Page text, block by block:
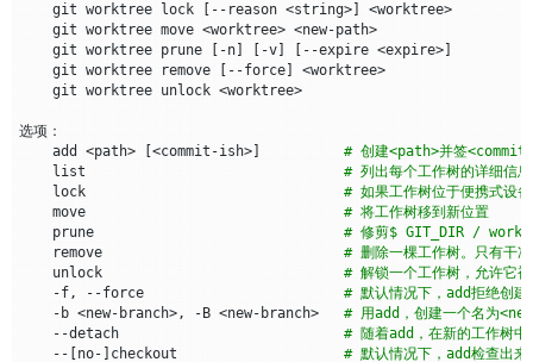
    git worktree lock
--reason <string>]
<worktree>
    git worktree move <worktree> <new-path>
    git worktree prune
-n] -v] --expire <expire>]
    git worktree remove
--force]
<worktree>
    git worktree unlock <worktree>
    add <path>
<commit-ish>]
# 创建<path>并签
    list
# 列出每个工作树的详细信息
    lock
# 如果工作树位于便携式设
    move
# 将工作树移到新位置
    prune
# 修剪$ GIT_DIR /
    remove
# 删除一棵工作树。只有干
    unlock
# 解锁一个工作树，允许它
    -f, --force
# 默认情况下，add拒绝创
    -b <new-branch>, -B <new-branch>
# 用add，创建一个名为
    --detach
# 随着add，在新的工作树中
    --
no- checkout # 默认情况下，add检查出